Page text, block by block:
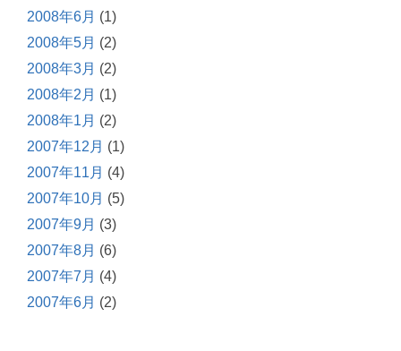
2008年6月 (1)
2008年5月 (2)
2008年3月 (2)
2008年2月 (1)
2008年1月 (2)
2007年12月 (1)
2007年11月 (4)
2007年10月 (5)
2007年9月 (3)
2007年8月 (6)
2007年7月 (4)
2007年6月 (2)